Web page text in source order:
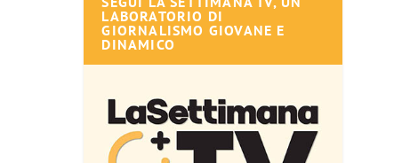
LABORATORIO DI
GIORNALISMO GIOVANE E
DINAMICO